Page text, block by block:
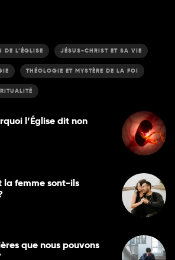
DE L’ÉGLISE JÉSUS-CHRIST ET SA VIE
THÉOLOGIE ET MYSTÈRE DE LA FOI
l’Église dit non
la femme sont-ils
que nous pouvons